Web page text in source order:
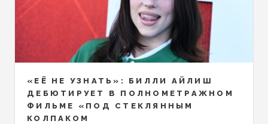
«ЕЁ НЕ УЗНАТЬ»: БИЛЛИ АЙЛИШ
ДЕБЮТИРУЕТ В ПОЛНОМЕТРАЖНОМ
ФИЛЬМЕ «ПОД СТЕКЛЯННЫМ
КОЛПАКОМ